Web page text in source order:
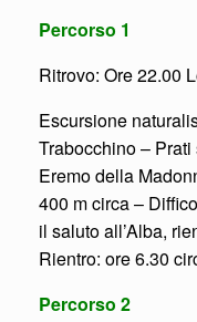
Percorso 1
Ritrovo: Ore 22.00
Escursione
Trabocchino –
Eremo della
400 m circa –
il saluto all’Alba,
Rientro: ore 6.30
Percorso 2